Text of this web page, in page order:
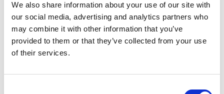
We also share information about your use of our site with
our social media, advertising and analytics partners who
may combine it with other information that you’ve
provided to them or that they’ve collected from your use
of their services.